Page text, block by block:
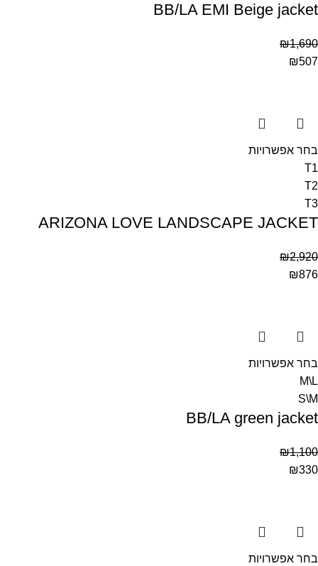
BB/LA EMI Beige jacket
₪1,690
₪507
בחר אפשרויות
T1
T2
T3
ARIZONA LOVE LANDSCAPE JACKET
₪2,920
₪876
בחר אפשרויות
M\L
S\M
BB/LA green jacket
₪1,100
₪330
בחר אפשרויות